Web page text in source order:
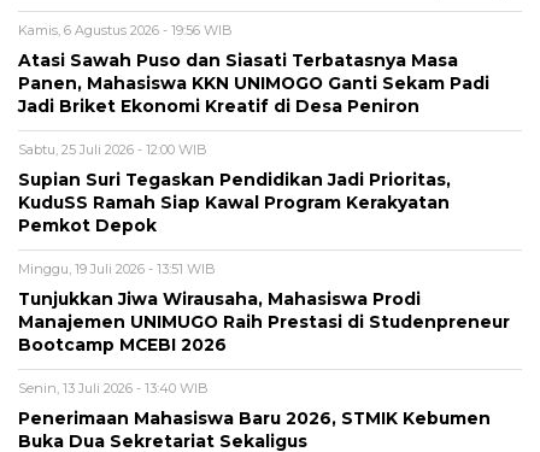
Kamis, 6 Agustus 2026 - 19:56 WIB
Atasi Sawah Puso dan Siasati Terbatasnya Masa
Panen, Mahasiswa KKN UNIMOGO Ganti Sekam Padi
Jadi Briket Ekonomi Kreatif di Desa Peniron
Sabtu, 25 Juli 2026 - 12:00 WIB
Supian Suri Tegaskan Pendidikan Jadi Prioritas,
KuduSS Ramah Siap Kawal Program Kerakyatan
Pemkot Depok
Minggu, 19 Juli 2026 - 13:51 WIB
Tunjukkan Jiwa Wirausaha, Mahasiswa Prodi
Manajemen UNIMUGO Raih Prestasi di Studenpreneur
Bootcamp MCEBI 2026
Senin, 13 Juli 2026 - 13:40 WIB
Penerimaan Mahasiswa Baru 2026, STMIK Kebumen
Buka Dua Sekretariat Sekaligus